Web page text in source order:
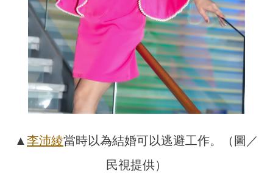
▲ 李沛綾當時以為結婚可以逃避工作。（圖／
民視提供）